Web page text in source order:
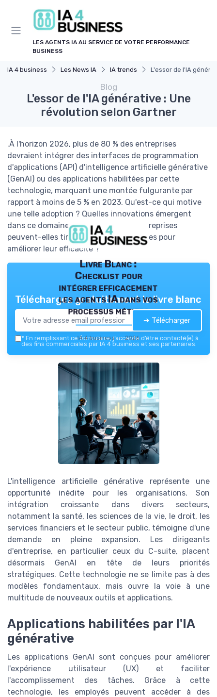
LES AGENTS IA AU SERVICE DE VOTRE PERFORMANCE
BUSINESS
IA 4 business Les News IA IA trends L'essor de l'IA
Blog
L'essor de l'IA générative : Une
révolution selon Gartner
.À l'horizon 2026, plus de 80 % des entreprises
devraient intégrer des interfaces de programmation
d'applications (API) d'intelligence artificielle générative
(GenAI) ou des applications habilitées par cette
technologie, marquant une montée fulgurante par
rapport à moins de 5 % en 2023. Qu'est-ce qui motive
une telle adoption ? Quelles innovations émergent
dans ce domaine ? Et comment les entreprises
peuvent-elles tirer parti de ces avancées pour
améliorer leur efficacité ?
Livre Blanc :
Checklist pour
intégrer efficacement
les agents IA dans vos
processus métiers
IA 4 business — 2026
Téléchargez gratuitement le livre blanc
➔ Télécharger
* En remplissant ce formulaire, j’accepte d’être contacté(e) à
des fins commerciales par IA 4 business et ses partenaires.
L'intelligence artificielle générative représente une
opportunité inédite pour les organisations. Son
intégration croissante dans divers secteurs,
notamment la santé, les sciences de la vie, le droit, les
services financiers et le secteur public, témoigne d'une
demande en pleine expansion. Les dirigeants
d'entreprise, en particulier ceux du C-suite, placent
désormais GenAI en tête de leurs priorités
stratégiques. Cette technologie ne se limite pas à des
modèles fondamentaux, mais ouvre la voie à une
multitude de nouveaux outils et applications.
Applications habilitées par l'IA
générative
Les applications GenAI sont conçues pour améliorer
l'expérience utilisateur (UX) et faciliter
l'accomplissement des tâches. Grâce à cette
technologie, les employés peuvent accéder à des